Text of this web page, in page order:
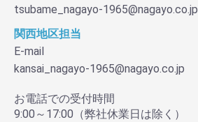
tsubame_nagayo-1965@nagayo.co.jp
関西地区担当
E-mail
kansai_nagayo-1965@nagayo.co.jp
お電話での受付時間
9:00～17:00（弊社休業日は除く）